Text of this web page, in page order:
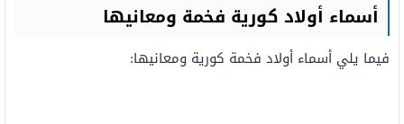
أسماء أولاد كورية فخمة ومعانيها
فيما يلي أسماء أولاد فخمة كورية ومعانيها: